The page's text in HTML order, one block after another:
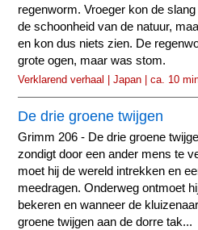
regenworm. Vroeger kon de
de schoonheid van de natuur,
en kon dus niets zien. De
grote ogen, maar was stom.
Verklarend verhaal | Japan | ca. 10
De drie groene twijgen
Grimm 206 - De drie groene
zondigt door een ander mens te
moet hij de wereld intrekken en
meedragen. Onderweg ontmoet
bekeren en wanneer de
groene twijgen aan de dorre tak...